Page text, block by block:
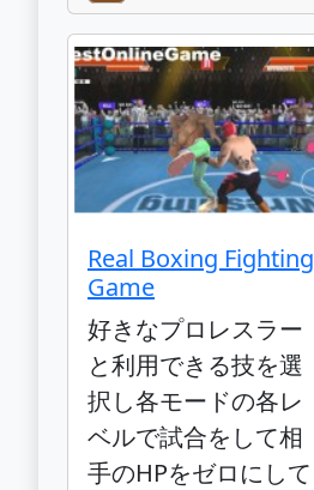
Real Boxing Fighting
Game
好きなプロレスラー
と利用できる技を選
択し各モードの各レ
ベルで試合をして相
手のHPをゼロにして